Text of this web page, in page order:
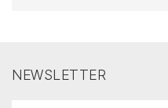
NEWSLETTER